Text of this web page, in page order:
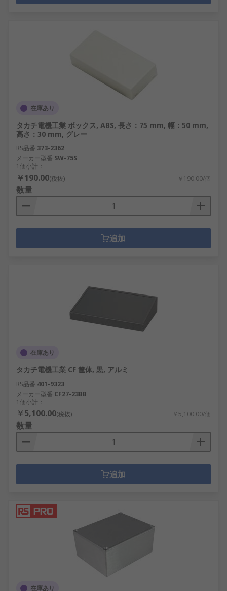
在庫あり
タカチ電機工業 ボックス, ABS, 長さ：75 mm, 幅：50 mm,
高さ：30 mm, グレー
RS品番 373-2362
メーカー型番 SW-75S
1個小計：
￥190.00(税抜) ￥190.00/個
数量
追加
在庫あり
タカチ電機工業 CF 筐体, 黒, アルミ
RS品番 401-9323
メーカー型番 CF27-23BB
1個小計：
￥5,100.00(税抜) ￥5,100.00/個
数量
追加
在庫あり